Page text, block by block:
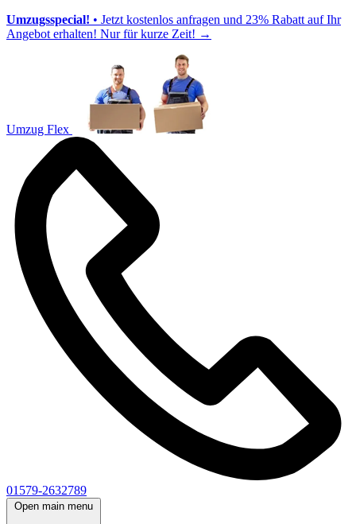
Umzugsspecial! • Jetzt kostenlos anfragen und 23% Rabatt auf Ihr
Angebot erhalten! Nur für kurze Zeit! →
Umzug Flex
01579-2632789
Open main menu